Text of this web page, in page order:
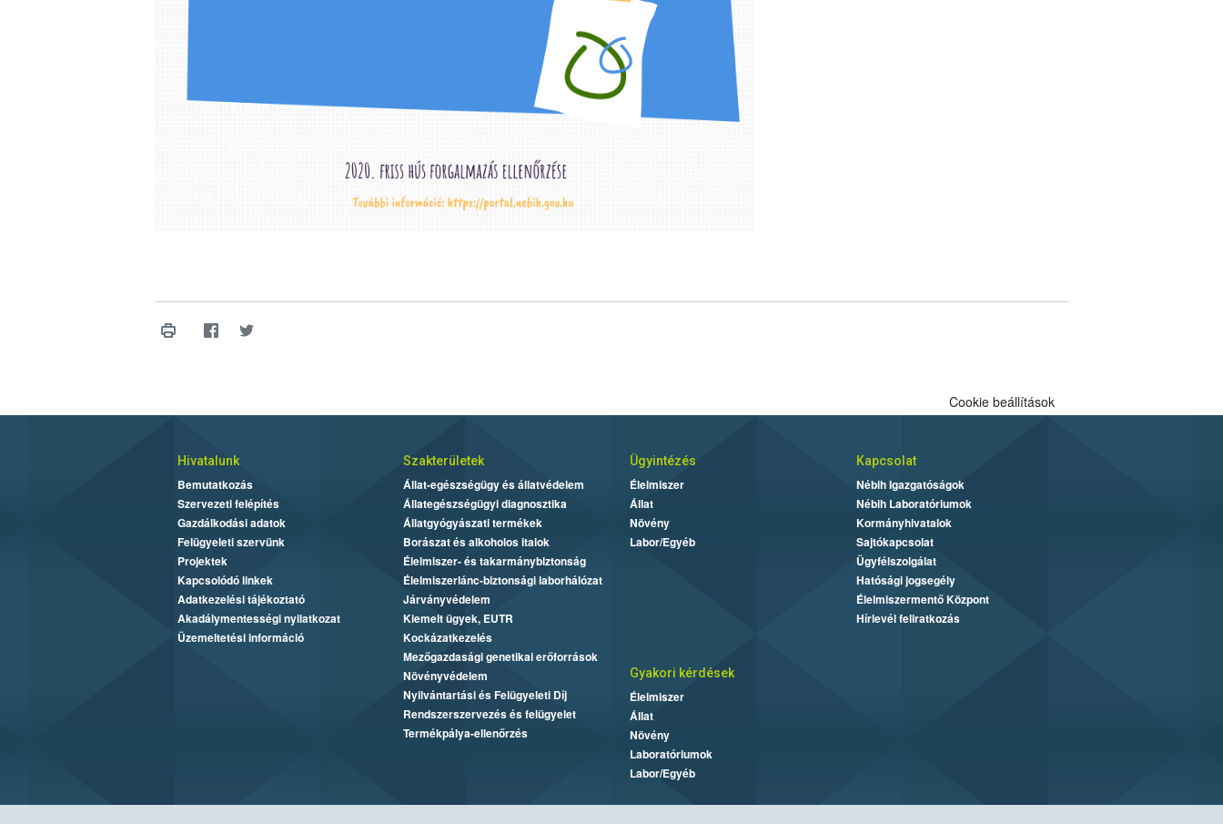
Cookie beállítások
Hivatalunk
Bemutatkozás
Szervezeti felépítés
Gazdálkodási adatok
Felügyeleti szervünk
Projektek
Kapcsolódó linkek
Adatkezelési tájékoztató
Akadálymentességi nyilatkozat
Üzemeltetési információ
Szakterületek
Állat-egészségügy és állatvédelem
Állategészségügyi diagnosztika
Állatgyógyászati termékek
Borászat és alkoholos italok
Élelmiszer- és takarmánybiztonság
Élelmiszerlánc-biztonsági laborhálózat
Járványvédelem
Kiemelt ügyek, EUTR
Kockázatkezelés
Mezőgazdasági genetikai erőforrások
Növényvédelem
Nyilvántartási és Felügyeleti Díj
Rendszerszervezés és felügyelet
Termékpálya-ellenőrzés
Ügyintézés
Élelmiszer
Állat
Növény
Labor/Egyéb
Kapcsolat
Nébih Igazgatóságok
Nébih Laboratóriumok
Kormányhivatalok
Sajtókapcsolat
Ügyfélszolgálat
Hatósági jogsegély
Élelmiszermentő Központ
Hírlevél feliratkozás
Gyakori kérdések
Élelmiszer
Állat
Növény
Laboratóriumok
Labor/Egyéb